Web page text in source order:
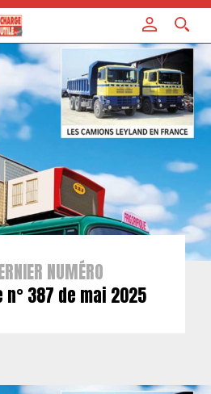
NUMÉRO
n° 387 de mai 2025